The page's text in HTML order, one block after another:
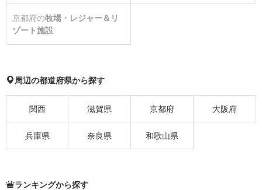
京都府の牧場・レジャー＆リ
ゾート施設
周辺の都道府県から探す
関西 滋賀県 京都府 大阪府
兵庫県 奈良県 和歌山県
ランキングから探す